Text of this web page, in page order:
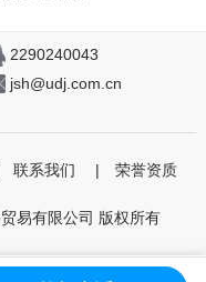
2290240043
jsh@udj.com.cn
联系我们 | 荣誉资质
易有限公司 版权所有